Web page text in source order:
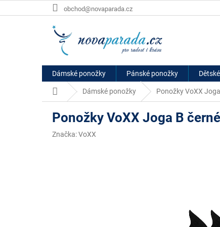
na
obchod@novaparada.cz
Dámské ponožky Pánské ponožky
Domů Dámské ponožky Ponožky VoXX
Ponožky VoXX Joga B černé
Značka:VoXX